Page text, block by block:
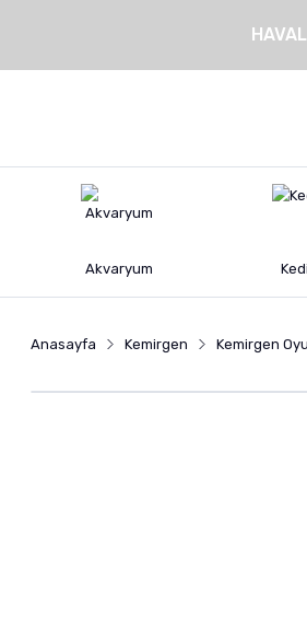
Akvaryum Kedi
Anasayfa Kemirgen Kemirgen